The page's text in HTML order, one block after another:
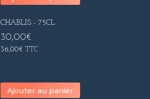
CHABLIS - 75CL
30,00€
36,00€ TTC
Ajouter au panier